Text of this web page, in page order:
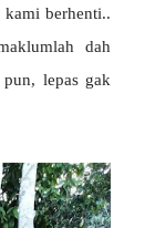
kami berhenti..
dah
lepas gak